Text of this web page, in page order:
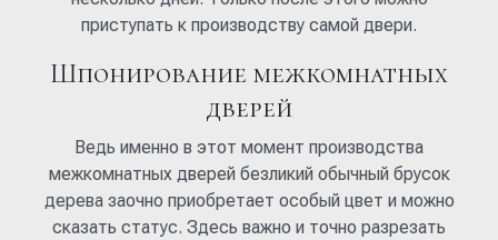
приступать к производству самой двери.
Шпонирование межкомнатных
дверей
Ведь именно в этот момент производства
межкомнатных дверей безликий обычный брусок
дерева заочно приобретает особый цвет и можно
сказать статус. Здесь важно и точно разрезать